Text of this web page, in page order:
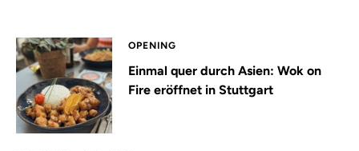
OPENING
Einmal quer durch Asien: Wok on
Fire eröffnet in Stuttgart